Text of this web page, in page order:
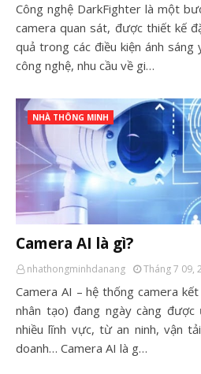
Công nghệ DarkFighter là một
camera quan sát, được thiết kế
quả trong các điều kiện ánh
công nghệ, nhu cầu về gi…
NHÀ THÔNG MINH
Camera AI là gì?
nhathongminhdanang Tháng 7 09,
Camera AI – hệ thống camera
nhân tạo) đang ngày càng
nhiều lĩnh vực, từ an ninh, vận
doanh… Camera AI là g…